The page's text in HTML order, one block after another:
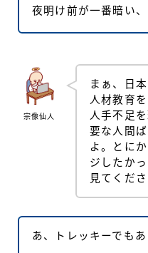
夜明け前が一番暗い、
宗像仙人
まぁ、日
人材教育
人手不足
要な人間
よ。とに
ジしたか
見てくだ
あ、トレッキーでもあ